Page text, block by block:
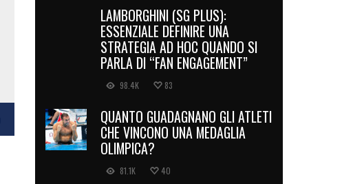
LAMBORGHINI (SG PLUS):
ESSENZIALE DEFINIRE UNA
STRATEGIA AD HOC QUANDO SI
PARLA DI “FAN ENGAGEMENT”
98.4K 83
QUANTO GUADAGNANO GLI ATLETI
CHE VINCONO UNA MEDAGLIA
OLIMPICA?
81.1K 40